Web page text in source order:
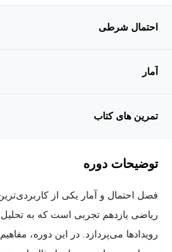
احتمال شرطی
آمار
تمرین های کتاب
توضیحات دوره
فصل احتمال و آمار یکی از
ریاضی یازدهم تجربی است که به
رویدادها می‌پردازد. در این دوره،